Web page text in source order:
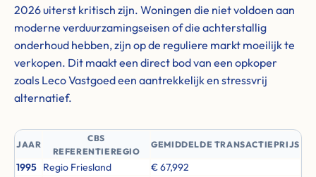
2026 uiterst kritisch zijn. Woningen die niet voldoen aan
moderne verduurzamingseisen of die achterstallig
onderhoud hebben, zijn op de reguliere markt moeilijk te
verkopen. Dit maakt een direct bod van een opkoper
zoals Leco Vastgoed een aantrekkelijk en stressvrij
alternatief.
JAAR
CBS
REFERENTIEREGIO
GEMIDDELDE TRANSACTIEPRIJS
1995 Regio Friesland
€ 67,992